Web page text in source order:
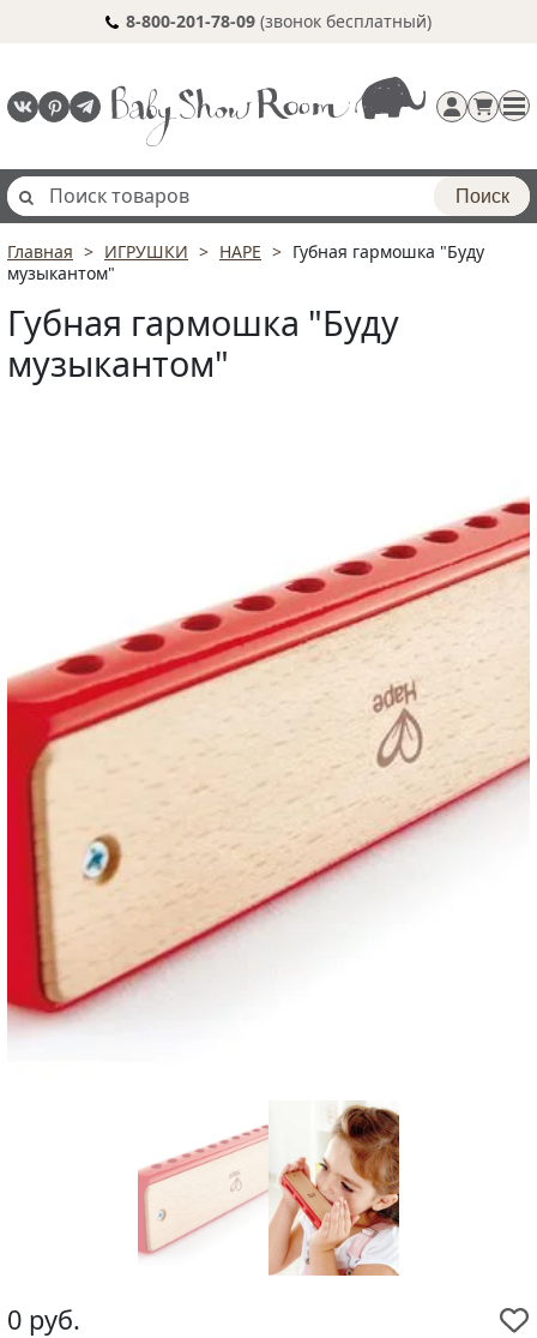
8-800-201-78-09 (звонок бесплатный)
Регистрация
Поиск
Главная ИГРУШКИ HAPE
Губная гармошка "Буду
музыкантом"
Губная гармошка "Буду
музыкантом"
0 руб.